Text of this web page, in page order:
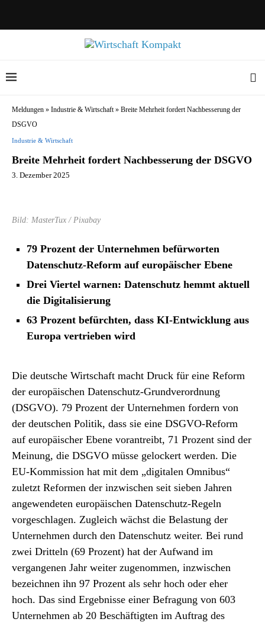
Meldungen » Industrie & Wirtschaft» Breite Mehrheit fordert Nachbesserung der
DSGVO
Industrie & Wirtschaft
Breite Mehrheit fordert Nachbesserung der DSGVO
3. Dezember 2025
Bild: MasterTux / Pixabay
79 Prozent der Unternehmen befürworten
Datenschutz-Reform auf europäischer Ebene
Drei Viertel warnen: Datenschutz hemmt aktuell
die Digitalisierung
63 Prozent befürchten, dass KI-Entwicklung aus
Europa vertrieben wird
Die deutsche Wirtschaft macht Druck für eine Reform
der europäischen Datenschutz-Grundverordnung
(DSGVO). 79 Prozent der Unternehmen fordern von
der deutschen Politik, dass sie eine DSGVO-Reform
auf europäischer Ebene vorantreibt, 71 Prozent sind der
Meinung, die DSGVO müsse gelockert werden. Die
EU-Kommission hat mit dem „digitalen Omnibus“
zuletzt Reformen der inzwischen seit sieben Jahren
angewendeten europäischen Datenschutz-Regeln
vorgeschlagen. Zugleich wächst die Belastung der
Unternehmen durch den Datenschutz weiter. Bei rund
zwei Dritteln (69 Prozent) hat der Aufwand im
vergangenen Jahr weiter zugenommen, inzwischen
bezeichnen ihn 97 Prozent als sehr hoch oder eher
hoch. Das sind Ergebnisse einer Befragung von 603
Unternehmen ab 20 Beschäftigten im Auftrag des